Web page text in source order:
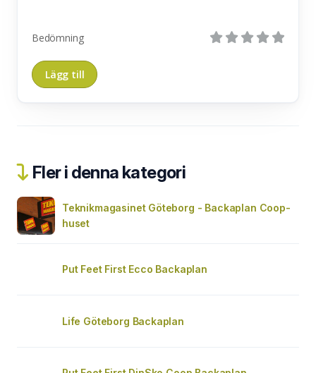
Bedömning
Fler i denna kategori
Teknikmagasinet Göteborg - Backaplan Coop-
huset
Put Feet First Ecco Backaplan
Life Göteborg Backaplan